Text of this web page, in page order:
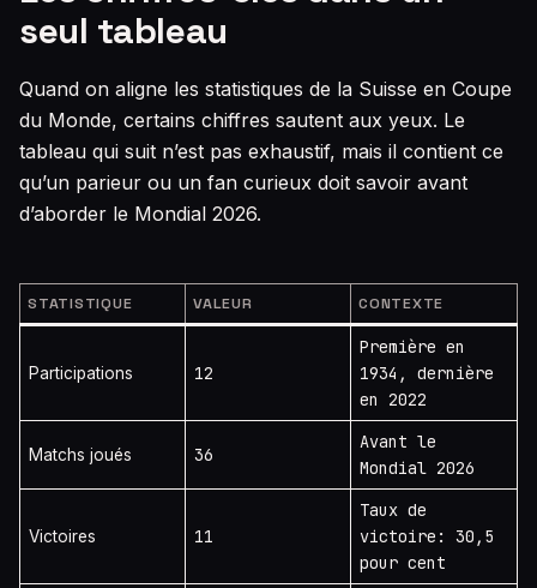
seul tableau
Quand on aligne les statistiques de la Suisse en Coupe
du Monde, certains chiffres sautent aux yeux. Le
tableau qui suit n’est pas exhaustif, mais il contient ce
qu’un parieur ou un fan curieux doit savoir avant
d’aborder le Mondial 2026.
STATISTIQUE VALEUR CONTEXTE
Participations 12
Première en
1934, dernière
en 2022
Matchs joués 36
Avant le
Mondial 2026
Victoires 11
Taux de
victoire: 30,5
pour cent